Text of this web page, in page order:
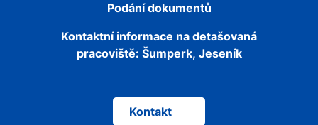
Podání dokumentů
Kontaktní informace na detašovaná
pracoviště: Šumperk, Jeseník
Kontakt